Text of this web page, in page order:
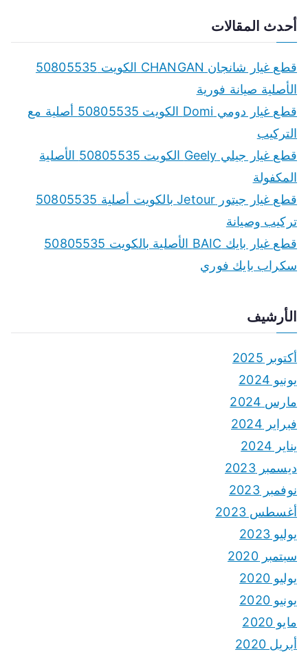
r
أحدث المقالات
قطع غيار شانجان CHANGAN الكويت 50805535
الأصلية صيانة فورية
قطع غيار دومي Domi الكويت 50805535 أصلية مع
التركيب
قطع غيار جيلي Geely الكويت 50805535 الأصلية
المكفولة
قطع غيار جيتور Jetour بالكويت أصلية 50805535
تركيب وصيانة
قطع غيار بايك BAIC الأصلية بالكويت 50805535
سكراب بايك فوري
الأرشيف
أكتوبر 2025
يونيو 2024
مارس 2024
فبراير 2024
يناير 2024
ديسمبر 2023
نوفمبر 2023
أغسطس 2023
يوليو 2023
سبتمبر 2020
يوليو 2020
يونيو 2020
مايو 2020
أبريل 2020